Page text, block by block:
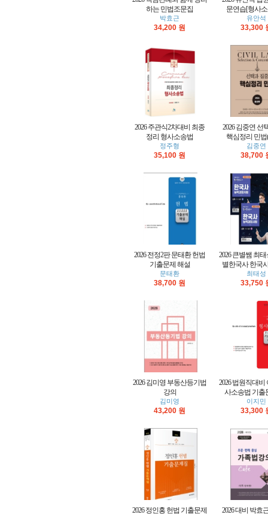
하는 민법조문집
박효근
34,200 원
문연습[형사
유안석
33,300
2026 주관식2차대비 최종
정리 형사소송법
정주형
35,100 원
2026 김중연 선
핵심정리 민법
김중연
38,700
2026 전정2판 문태환 헌법
기출문제 해설
문태환
38,700 원
2026 큰별쌤 최
별한국사 한국
최태성
33,750
2026 김미영 부동산등기법
강의
김미영
43,200 원
2026 법원직대비
사소송법 기출
이지민
33,300
2026 정인홍 헌법 기출문제
2026 대비 박효